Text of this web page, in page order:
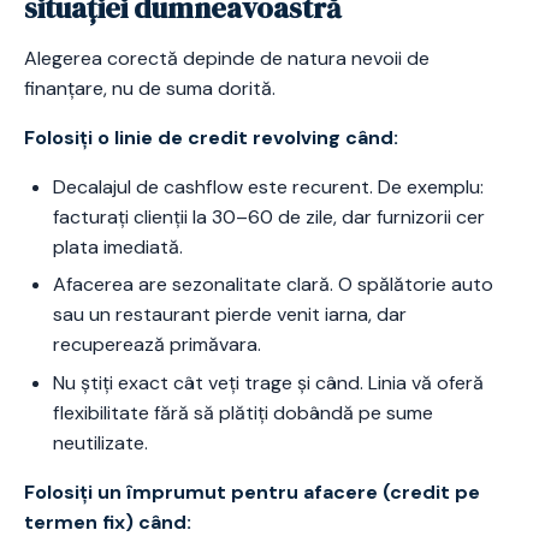
situației dumneavoastră
Alegerea corectă depinde de natura nevoii de
finanțare, nu de suma dorită.
Folosiți o linie de credit revolving când:
Decalajul de cashflow este recurent. De exemplu:
facturați clienții la 30–60 de zile, dar furnizorii cer
plata imediată.
Afacerea are sezonalitate clară. O spălătorie auto
sau un restaurant pierde venit iarna, dar
recuperează primăvara.
Nu știți exact cât veți trage și când. Linia vă oferă
flexibilitate fără să plătiți dobândă pe sume
neutilizate.
Folosiți un împrumut pentru afacere (credit pe
termen fix) când: